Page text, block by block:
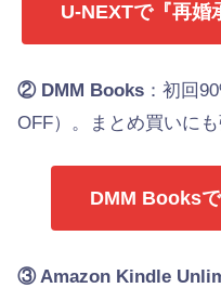
U-NEXTで『再婚
② DMM Books ：初回
OFF）。まとめ買いにも
DMM Books
③ Amazon Kindle